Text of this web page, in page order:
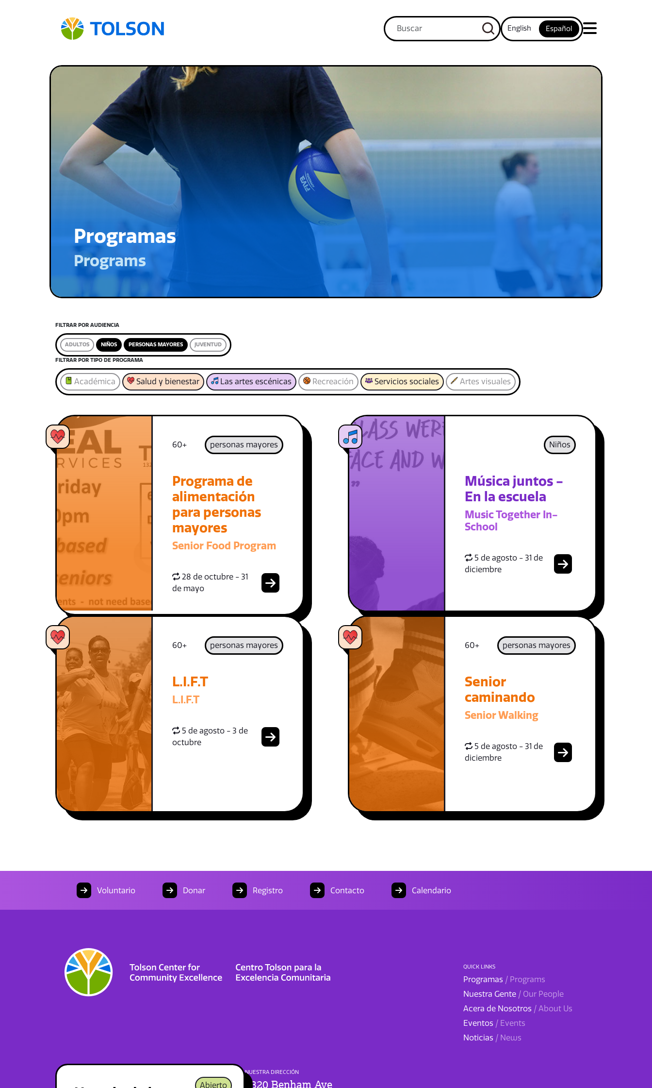
English Español
Programas
Programs
FILTRAR POR AUDIENCIA
ADULTOS NIÑOS PERSONAS MAYORES JUVENTUD
FILTRAR POR TIPO DE PROGRAMA
Académica Salud y bienestar Las artes escénicas Recreación Servicios sociales Artes visuales
60+ personas mayores
Programa de
alimentación
para personas
mayores
Senior Food Program
28 de octubre - 31
de mayo
Niños
Música juntos -
En la escuela
Music Together In-
School
5 de agosto - 31 de
diciembre
60+ personas mayores
L.I.F.T
L.I.F.T
5 de agosto - 3 de
octubre
60+ personas mayores
Senior
caminando
Senior Walking
5 de agosto - 31 de
diciembre
Voluntario Donar Registro Contacto Calendario
Abierto
NUESTRA DIRECCIÓN
1320 Benham Ave
QUICK LINKS
Programas / Programs
Nuestra Gente / Our People
Acera de Nosotros / About Us
Eventos / Events
Noticias / News